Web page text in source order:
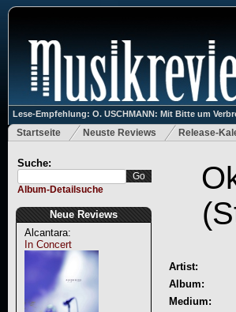
Lese-Empfehlung: O. USCHMANN: Mit Bitte um
Startseite Neuste Reviews Release-
Suche:
Album-Detailsuche
Neue Reviews
Alcantara:
In Concert
Artist:
Album:
Medium: